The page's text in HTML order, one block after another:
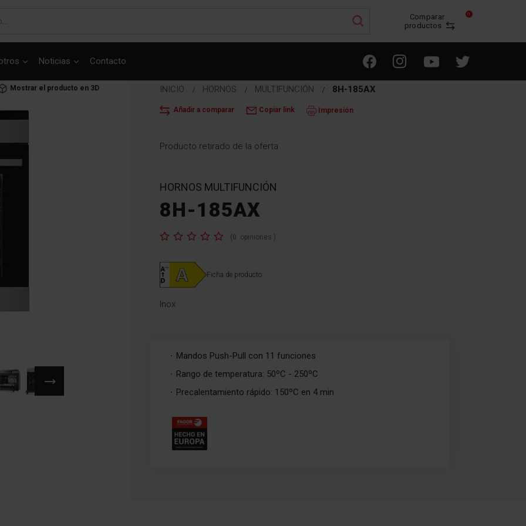
Comparar
productos
0
Noticias Contacto
Mostrar el producto en 3D INICIO HORNOS MULTIFUNCIÓN 8H-185AX
Añadir a comparar Copiar link Impresión
Producto retirado de la oferta
HORNOS MULTIFUNCIÓN
8H-185AX
Valoración: (0 opiniones )
Ficha de producto
Inox
Mandos Push-Pull con 11 funciones
Rango de temperatura: 50ºC - 250ºC
Precalentamiento rápido: 150ºC en 4 min